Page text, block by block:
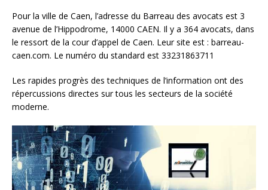
Pour la ville de Caen, l’adresse du Barreau des avocats est 3
avenue de l’Hippodrome, 14000 CAEN. Il y a 364 avocats, dans
le ressort de la cour d’appel de Caen. Leur site est : barreau-
caen.com. Le numéro du standard est 33231863711
Les rapides progrès des techniques de l’information ont des
répercussions directes sur tous les secteurs de la société
moderne.